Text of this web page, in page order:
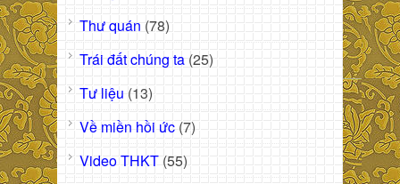
Thư quán (78)
Trái đất chúng ta (25)
Tư liệu (13)
Về miền hồi ức (7)
Video THKT (55)